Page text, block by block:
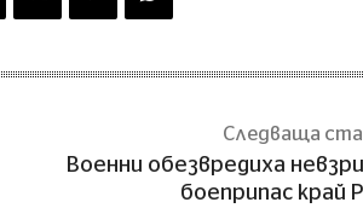
Следваща
Военни обезвредиха
боеприпас край